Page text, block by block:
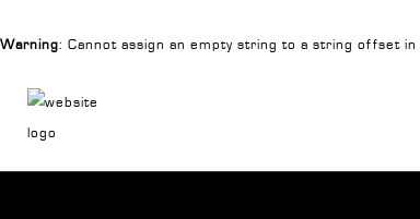
Warning: Cannot assign an empty string to a string offset in